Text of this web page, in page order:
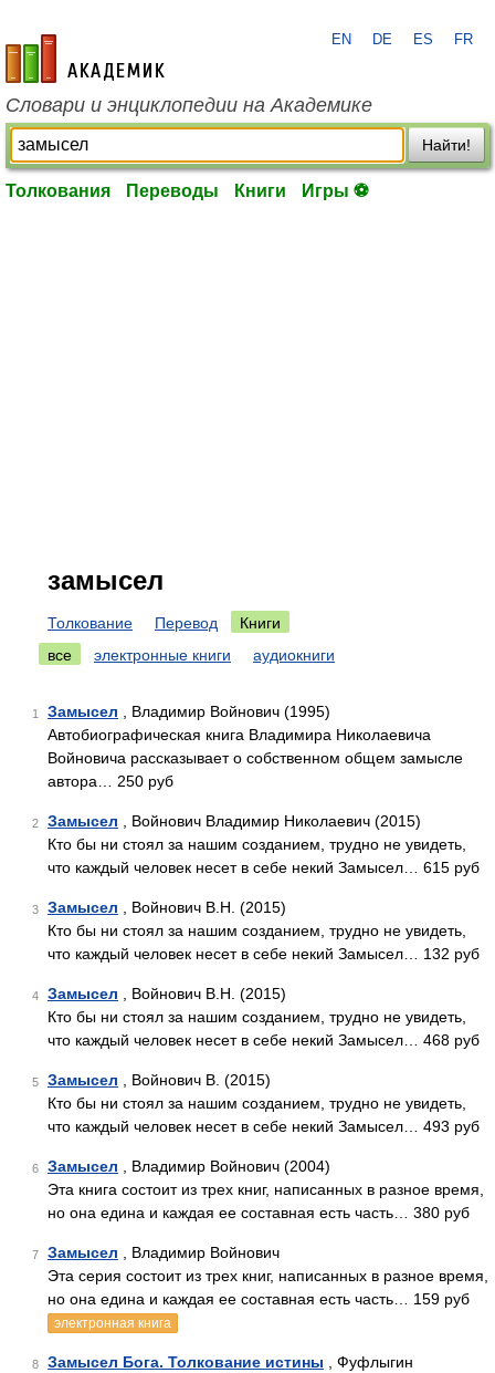
academic.ru
EN DE ES FR
Словари и энциклопедии на Академике
Найти!
Толкования Переводы Книги Игры ⚽
замысел
Толкование Перевод
Книги
все
электронные книги аудиокниги
1 Замысел , Владимир Войнович (1995)
Автобиографическая книга Владимира Николаевича
Войновича рассказывает о собственном общем замысле
автора… 250 руб
2 Замысел , Войнович Владимир Николаевич (2015)
Кто бы ни стоял за нашим созданием, трудно не увидеть,
что каждый человек несет в себе некий Замысел… 615 руб
3 Замысел , Войнович В.Н. (2015)
Кто бы ни стоял за нашим созданием, трудно не увидеть,
что каждый человек несет в себе некий Замысел… 132 руб
4 Замысел , Войнович В.Н. (2015)
Кто бы ни стоял за нашим созданием, трудно не увидеть,
что каждый человек несет в себе некий Замысел… 468 руб
5 Замысел , Войнович В. (2015)
Кто бы ни стоял за нашим созданием, трудно не увидеть,
что каждый человек несет в себе некий Замысел… 493 руб
6 Замысел , Владимир Войнович (2004)
Эта книга состоит из трех книг, написанных в разное время,
но она едина и каждая ее составная есть часть… 380 руб
7 Замысел , Владимир Войнович
Эта серия состоит из трех книг, написанных в разное время,
но она едина и каждая ее составная есть часть… 159 руб
электронная книга
8 Замысел Бога. Толкование истины , Фуфлыгин